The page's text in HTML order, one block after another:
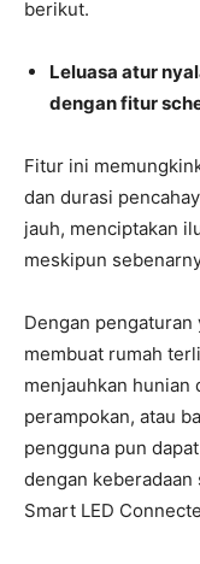
berikut.
Leluasa atur
dengan fitur
Fitur ini
dan durasi
jauh, menciptakan
meskipun
Dengan
membuat rumah
menjauhkan
perampokan, atau
pengguna pun
dengan
Smart LED